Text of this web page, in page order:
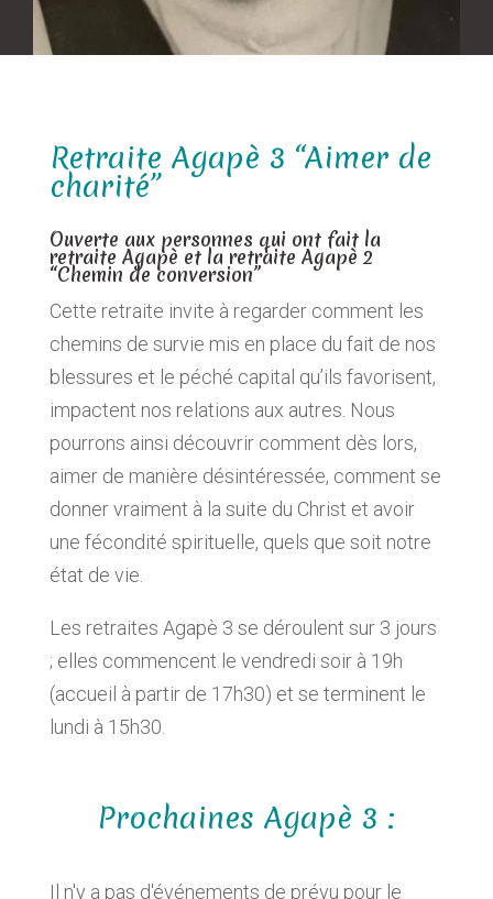
Retraite Agapè 3 “Aimer de
charité”
Ouverte aux personnes qui ont fait la
retraite Agapè et la retraite Agapè 2
“Chemin de conversion”
Cette retraite invite à regarder comment les
chemins de survie mis en place du fait de nos
blessures et le péché capital qu’ils favorisent,
impactent nos relations aux autres. Nous
pourrons ainsi découvrir comment dès lors,
aimer de manière désintéressée, comment se
donner vraiment à la suite du Christ et avoir
une fécondité spirituelle, quels que soit notre
état de vie.
Les retraites Agapè 3 se déroulent sur 3 jours
; elles commencent le vendredi soir à 19h
(accueil à partir de 17h30) et se terminent le
lundi à 15h30.
Prochaines Agapè 3 :
Il n'y a pas d'événements de prévu pour le